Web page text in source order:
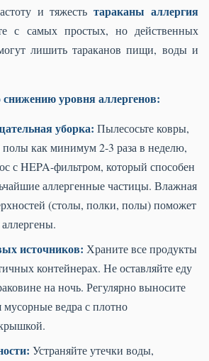
и тяжестьтараканы аллергия
с самых простых, но действенных
лишить тараканов пищи, воды и
уровня аллергенов:
уборка: Пылесосьте ковры,
как минимум 2-3 раза в неделю,
с HEPA-фильтром, который способен
аллергенные частицы. Влажная
(столы, полки, полы) поможет
источников: Храните все продукты
контейнерах. Не оставляйте еду
на ночь. Регулярно выносите
мусорные ведра с плотно
Устраняйте утечки воды,